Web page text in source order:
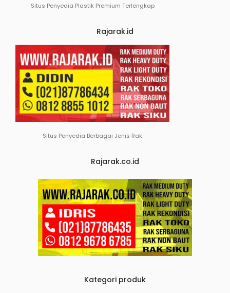
Situs Penyedia Plastik Premium Terlengkap
Rajarak.id
Situs Penyedia Berbagai Jenis Rak
Rajarak.co.id
Kategori produk